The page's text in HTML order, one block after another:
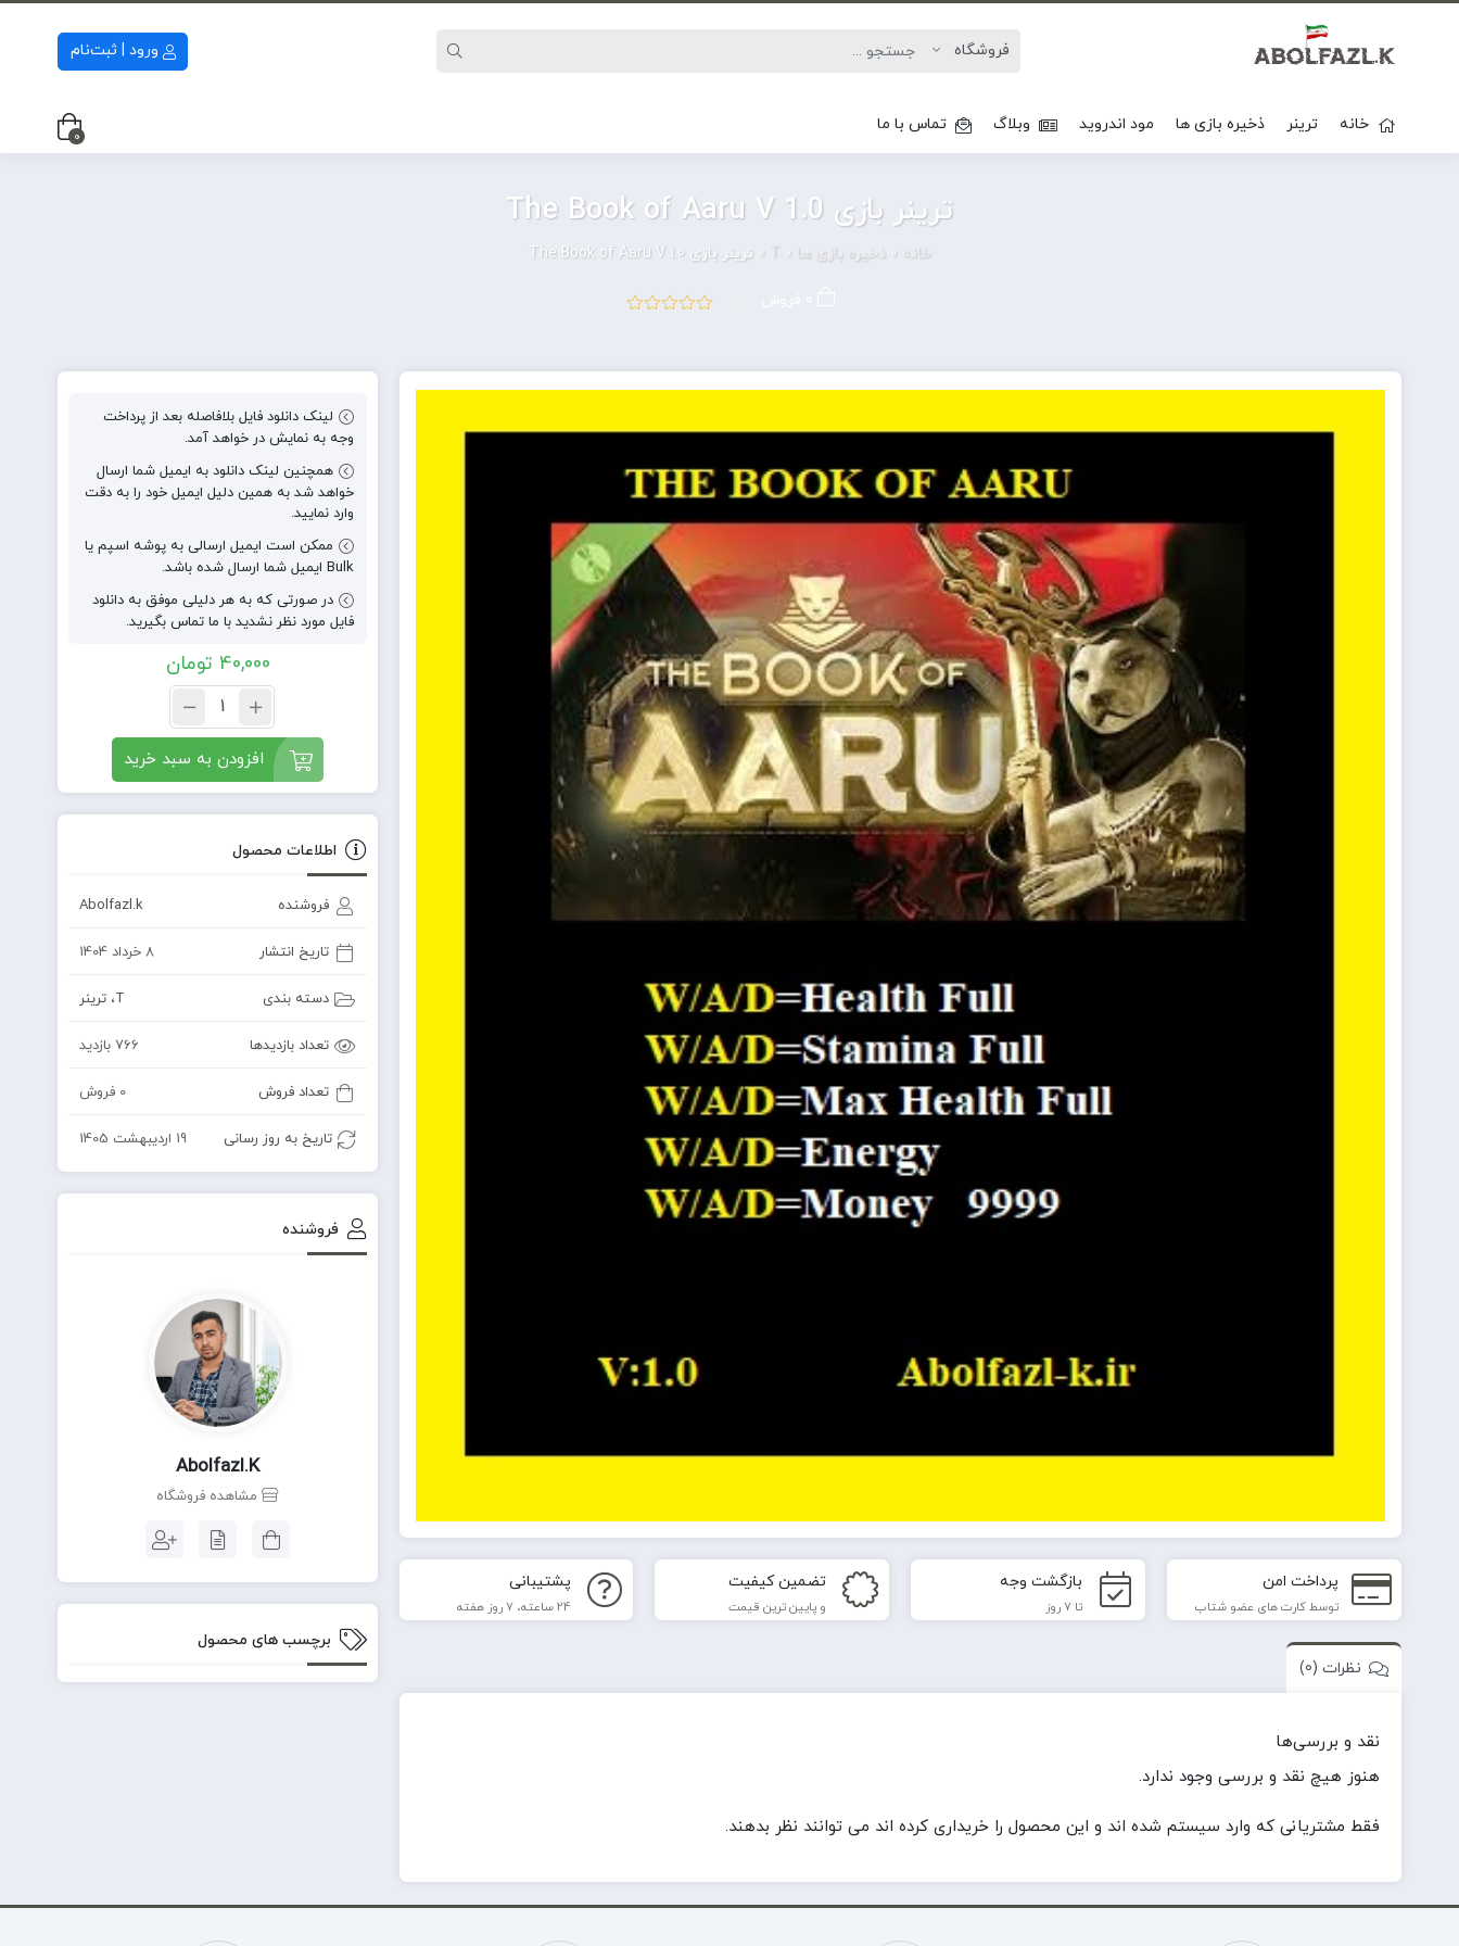
ورود | ثبت‌نام
خانه ترینر ذخیره بازی ها مود اندروید وبلاگ تماس با ما
0
ترینر بازی The Book of Aaru V 1.0
خانه »ذخیره بازی ها »
T
»ترینر بازی The Book of Aaru V 1.0
پرداخت امن
توسط کارت های عضو شتاب
بازگشت وجه
تا 7 روز
تضمین کیفیت
و پایین ترین قیمت
پشتیبانی
24 ساعته، 7 روز هفته
نظرات (0)
نقد و بررسی‌ها
هنوز هیچ نقد و بررسی وجود ندارد.
فقط مشتریانی که وارد سیستم شده اند و این محصول را خریداری کرده اند می توانند نظر بدهند.
لینک دانلود فایل بلافاصله بعد از پرداخت
وجه به نمایش در خواهد آمد.
همچنین لینک دانلود به ایمیل شما ارسال
خواهد شد به همین دلیل ایمیل خود را به دقت
وارد نمایید.
ممکن است ایمیل ارسالی به پوشه اسپم یا
Bulk ایمیل شما ارسال شده باشد.
در صورتی که به هر دلیلی موفق به دانلود
فایل مورد نظر نشدید با ما تماس بگیرید.
40,000 تومان
افزودن به سبد خرید
اطلاعات محصول
فروشنده Abolfazl.k
تاریخ انتشار 8 خرداد 1404
دسته بندی T، ترینر
تعداد بازدیدها 766 بازدید
تعداد فروش 0 فروش
تاریخ به روز رسانی 19 اردیبهشت 1405
فروشنده
Abolfazl.k
مشاهده فروشگاه
برچسب های محصول